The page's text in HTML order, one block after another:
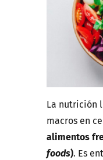
La nutrición
macros en
alimentos
foods). Es